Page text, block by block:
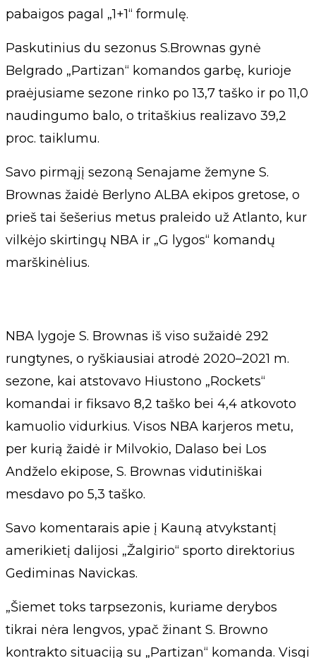
pabaigos pagal „1+1“ formulę.
Paskutinius du sezonus S.Brownas gynė
Belgrado „Partizan“ komandos garbę, kurioje
praėjusiame sezone rinko po 13,7 taško ir po 11,0
naudingumo balo, o tritaškius realizavo 39,2
proc. taiklumu.
Savo pirmąjį sezoną Senajame žemyne S.
Brownas žaidė Berlyno ALBA ekipos gretose, o
prieš tai šešerius metus praleido už Atlanto, kur
vilkėjo skirtingų NBA ir „G lygos“ komandų
marškinėlius.
NBA lygoje S. Brownas iš viso sužaidė 292
rungtynes, o ryškiausiai atrodė 2020–2021 m.
sezone, kai atstovavo Hiustono „Rockets“
komandai ir fiksavo 8,2 taško bei 4,4 atkovoto
kamuolio vidurkius. Visos NBA karjeros metu,
per kurią žaidė ir Milvokio, Dalaso bei Los
Andželo ekipose, S. Brownas vidutiniškai
mesdavo po 5,3 taško.
Savo komentarais apie į Kauną atvykstantį
amerikietį dalijosi „Žalgirio“ sporto direktorius
Gediminas Navickas.
„Šiemet toks tarpsezonis, kuriame derybos
tikrai nėra lengvos, ypač žinant S. Browno
kontrakto situaciją su „Partizan“ komanda. Visgi